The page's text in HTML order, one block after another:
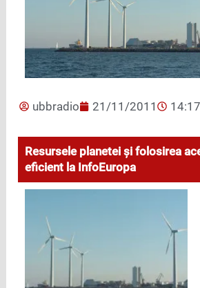
ubbradio 21/11/2011 14:17
Resursele planetei și folosirea
eficient la InfoEuropa